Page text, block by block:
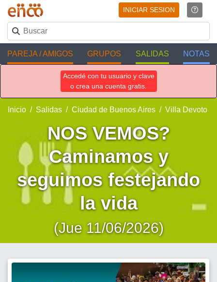
INICIAR SESION
PAREJA / AMIGOS GRUPOS SALIDAS NOTAS
Accedé con tu usuario y clave
o crea una cuenta gratis.
Inicio Salidas Ciudad de Buenos Aires Villa Devoto
NOS VEMOS?
Caminamos y
seguimos festejando
la vida
(Jue 11/06/2026)